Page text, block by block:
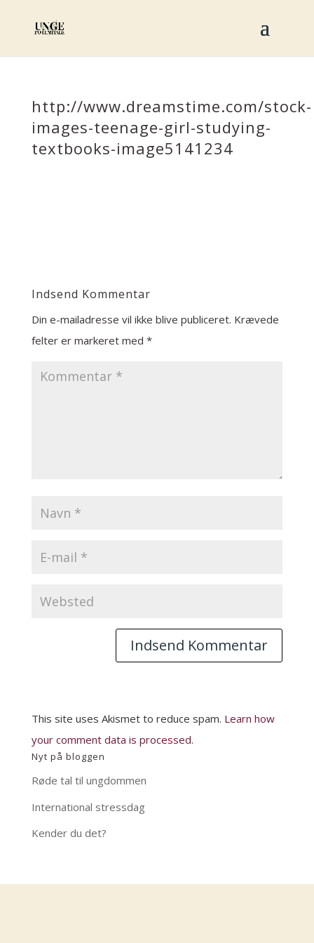
http://www.dreamstime.com/stock-
images-teenage-girl-studying-
textbooks-image5141234
Indsend Kommentar
Din e-mailadresse vil ikke blive publiceret. Krævede
felter er markeret med *
This site uses Akismet to reduce spam. Learn how
your comment data is processed.
Nyt på bloggen
Røde tal til ungdommen
International stressdag
Kender du det?